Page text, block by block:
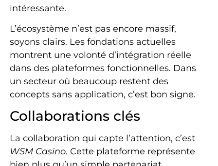
intéressante.
L’écosystème n’est pas encore massif,
soyons clairs. Les fondations actuelles
montrent une volonté d’intégration réelle
dans des plateformes fonctionnelles. Dans
un secteur où beaucoup restent des
concepts sans application, c’est bon signe.
Collaborations clés
La collaboration qui capte l’attention, c’est
WSM Casino. Cette plateforme représente